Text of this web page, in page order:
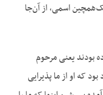
یک‌همچین اسمی، از آن‌جا
بودند یعنی مرحوم
که او از ما پذیرایی